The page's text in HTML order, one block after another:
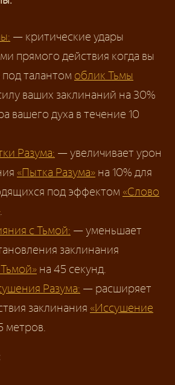
— критические удары
прямого действия когда вы
талантом облик Тьмы
ваших заклинаний на 30%
вашего духа в течение 10
Разума: — увеличивает урон
«Пытка Разума» на 10% для
под эффектом «Слово
.
с Тьмой: — уменьшает
заклинания
на 45 секунд.
Разума: — расширяет
заклинания «Иссушение
метров.